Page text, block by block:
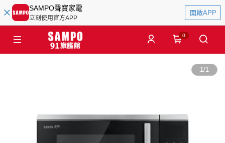
SAMPO聲寶家電
立刻使用官方APP
開啟APP
0
1/1